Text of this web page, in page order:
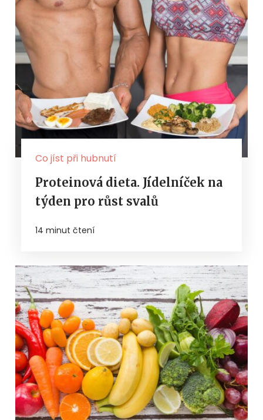
Co jíst při hubnutí
Proteinová dieta. Jídelníček na
týden pro růst svalů
14 minut čtení